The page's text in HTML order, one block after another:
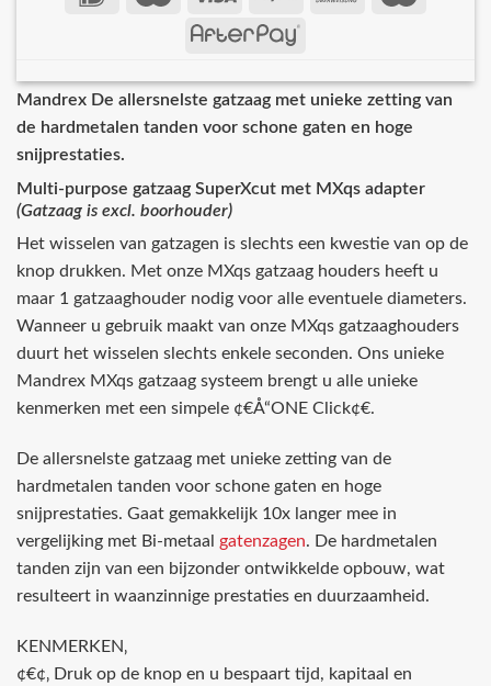
Mandrex De allersnelste gatzaag met unieke zetting van
de hardmetalen tanden voor schone gaten en hoge
snijprestaties.
Multi-purpose gatzaag SuperXcut met MXqs adapter
(Gatzaag is excl. boorhouder)
Het wisselen van gatzagen is slechts een kwestie van op de
knop drukken. Met onze MXqs gatzaag houders heeft u
maar 1 gatzaaghouder nodig voor alle eventuele diameters.
Wanneer u gebruik maakt van onze MXqs gatzaaghouders
duurt het wisselen slechts enkele seconden. Ons unieke
Mandrex MXqs gatzaag systeem brengt u alle unieke
kenmerken met een simpele ¢€Å“ONE Click¢€.
De allersnelste gatzaag met unieke zetting van de
hardmetalen tanden voor schone gaten en hoge
snijprestaties. Gaat gemakkelijk 10x langer mee in
vergelijking met Bi-metaal gatenzagen. De hardmetalen
tanden zijn van een bijzonder ontwikkelde opbouw, wat
resulteert in waanzinnige prestaties en duurzaamheid.
KENMERKEN‚
¢€¢‚ Druk op de knop en u bespaart tijd, kapitaal en